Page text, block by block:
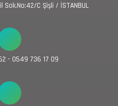
Sok.No:42/C Şişli / İSTANBUL
- 0549 736 17 09